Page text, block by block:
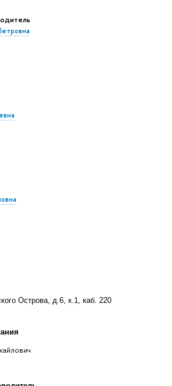
Острова, д.6, к.1, каб. 220